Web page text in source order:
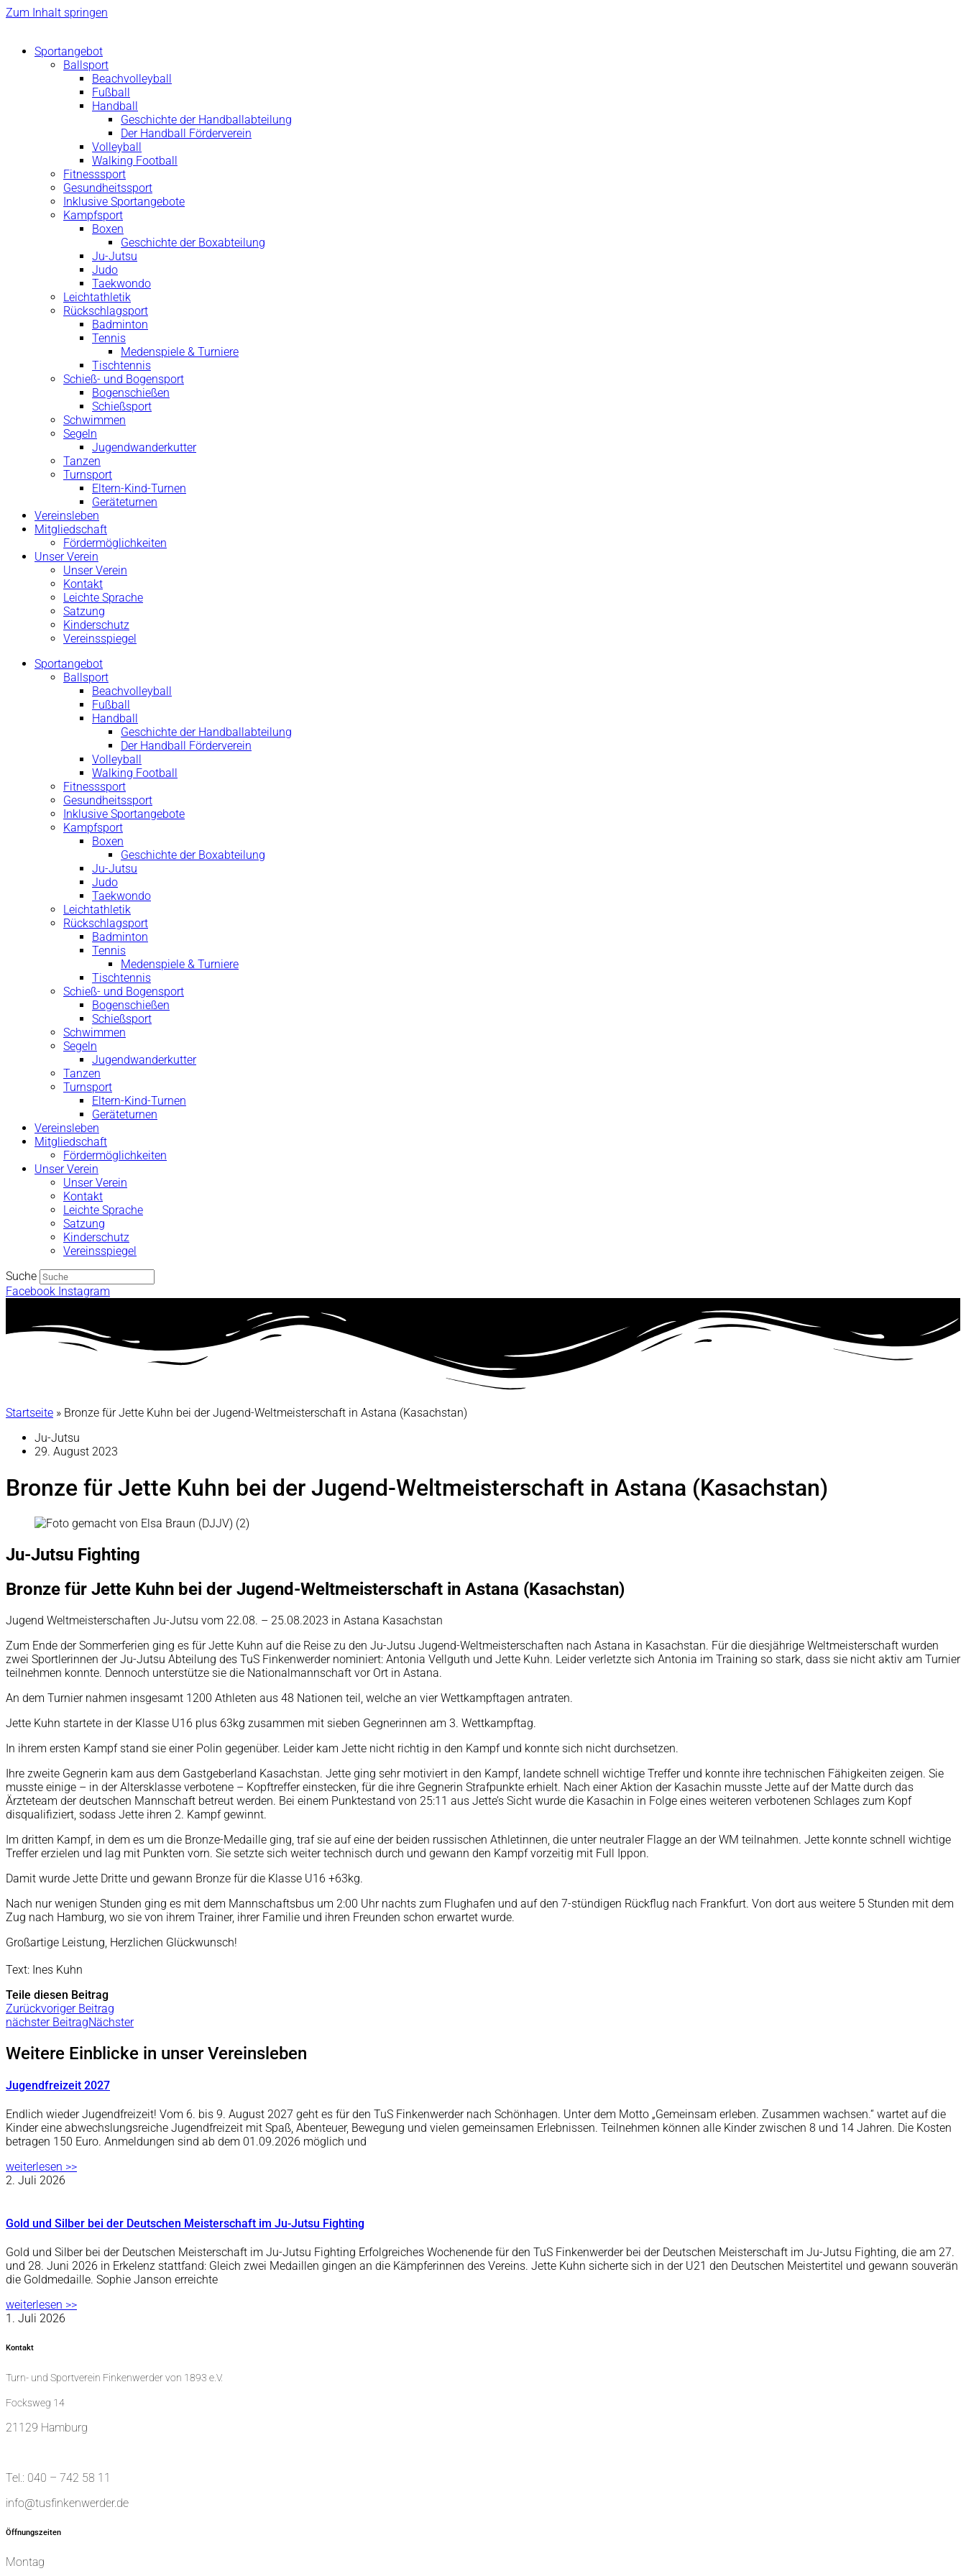
Zum Inhalt springen
Sportangebot
Ballsport
Beachvolleyball
Fußball
Handball
Geschichte der Handballabteilung
Der Handball Förderverein
Volleyball
Walking Football
Fitnesssport
Gesundheitssport
Inklusive Sportangebote
Kampfsport
Boxen
Geschichte der Boxabteilung
Ju-Jutsu
Judo
Taekwondo
Leichtathletik
Rückschlagsport
Badminton
Tennis
Medenspiele & Turniere
Tischtennis
Schieß- und Bogensport
Bogenschießen
Schießsport
Schwimmen
Segeln
Jugendwanderkutter
Tanzen
Turnsport
Eltern-Kind-Turnen
Geräteturnen
Vereinsleben
Mitgliedschaft
Fördermöglichkeiten
Unser Verein
Unser Verein
Kontakt
Leichte Sprache
Satzung
Kinderschutz
Vereinsspiegel
Sportangebot
Ballsport
Beachvolleyball
Fußball
Handball
Geschichte der Handballabteilung
Der Handball Förderverein
Volleyball
Walking Football
Fitnesssport
Gesundheitssport
Inklusive Sportangebote
Kampfsport
Boxen
Geschichte der Boxabteilung
Ju-Jutsu
Judo
Taekwondo
Leichtathletik
Rückschlagsport
Badminton
Tennis
Medenspiele & Turniere
Tischtennis
Schieß- und Bogensport
Bogenschießen
Schießsport
Schwimmen
Segeln
Jugendwanderkutter
Tanzen
Turnsport
Eltern-Kind-Turnen
Geräteturnen
Vereinsleben
Mitgliedschaft
Fördermöglichkeiten
Unser Verein
Unser Verein
Kontakt
Leichte Sprache
Satzung
Kinderschutz
Vereinsspiegel
Suche
Facebook Instagram
Startseite » Bronze für Jette Kuhn bei der Jugend-Weltmeisterschaft in Astana (Kasachstan)
Ju-Jutsu
29. August 2023
Bronze für Jette Kuhn bei der Jugend-Weltmeisterschaft in Astana (Kasachstan)
Ju-Jutsu Fighting
Bronze für Jette Kuhn bei der Jugend-Weltmeisterschaft in Astana (Kasachstan)
Jugend Weltmeisterschaften Ju-Jutsu vom 22.08. – 25.08.2023 in Astana Kasachstan
Zum Ende der Sommerferien ging es für Jette Kuhn auf die Reise zu den Ju-Jutsu Jugend-Weltmeisterschaften nach Astana in Kasachstan. Für die diesjährige Weltmeisterschaft wurden
zwei Sportlerinnen der Ju-Jutsu Abteilung des TuS Finkenwerder nominiert: Antonia Vellguth und Jette Kuhn. Leider verletzte sich Antonia im Training so stark, dass sie nicht aktiv am Turnier
teilnehmen konnte. Dennoch unterstütze sie die Nationalmannschaft vor Ort in Astana.
An dem Turnier nahmen insgesamt 1200 Athleten aus 48 Nationen teil, welche an vier Wettkampftagen antraten.
Jette Kuhn startete in der Klasse U16 plus 63kg zusammen mit sieben Gegnerinnen am 3. Wettkampftag.
In ihrem ersten Kampf stand sie einer Polin gegenüber. Leider kam Jette nicht richtig in den Kampf und konnte sich nicht durchsetzen.
Ihre zweite Gegnerin kam aus dem Gastgeberland Kasachstan. Jette ging sehr motiviert in den Kampf, landete schnell wichtige Treffer und konnte ihre technischen Fähigkeiten zeigen. Sie
musste einige – in der Altersklasse verbotene – Kopftreffer einstecken, für die ihre Gegnerin Strafpunkte erhielt. Nach einer Aktion der Kasachin musste Jette auf der Matte durch das
Ärzteteam der deutschen Mannschaft betreut werden. Bei einem Punktestand von 25:11 aus Jette’s Sicht wurde die Kasachin in Folge eines weiteren verbotenen Schlages zum Kopf
disqualifiziert, sodass Jette ihren 2. Kampf gewinnt.
Im dritten Kampf, in dem es um die Bronze-Medaille ging, traf sie auf eine der beiden russischen Athletinnen, die unter neutraler Flagge an der WM teilnahmen. Jette konnte schnell wichtige
Treffer erzielen und lag mit Punkten vorn. Sie setzte sich weiter technisch durch und gewann den Kampf vorzeitig mit Full Ippon.
Damit wurde Jette Dritte und gewann Bronze für die Klasse U16 +63kg.
Nach nur wenigen Stunden ging es mit dem Mannschaftsbus um 2:00 Uhr nachts zum Flughafen und auf den 7-stündigen Rückflug nach Frankfurt. Von dort aus weitere 5 Stunden mit dem
Zug nach Hamburg, wo sie von ihrem Trainer, ihrer Familie und ihren Freunden schon erwartet wurde.
Großartige Leistung, Herzlichen Glückwunsch!
Text: Ines Kuhn
Teile diesen Beitrag
Zurückvoriger Beitrag
nächster BeitragNächster
Weitere Einblicke in unser Vereinsleben
Jugendfreizeit 2027
Endlich wieder Jugendfreizeit! Vom 6. bis 9. August 2027 geht es für den TuS Finkenwerder nach Schönhagen. Unter dem Motto „Gemeinsam erleben. Zusammen wachsen.“ wartet auf die
Kinder eine abwechslungsreiche Jugendfreizeit mit Spaß, Abenteuer, Bewegung und vielen gemeinsamen Erlebnissen. Teilnehmen können alle Kinder zwischen 8 und 14 Jahren. Die Kosten
betragen 150 Euro. Anmeldungen sind ab dem 01.09.2026 möglich und
weiterlesen >>
2. Juli 2026
Gold und Silber bei der Deutschen Meisterschaft im Ju-Jutsu Fighting
Gold und Silber bei der Deutschen Meisterschaft im Ju-Jutsu Fighting Erfolgreiches Wochenende für den TuS Finkenwerder bei der Deutschen Meisterschaft im Ju-Jutsu Fighting, die am 27.
und 28. Juni 2026 in Erkelenz stattfand: Gleich zwei Medaillen gingen an die Kämpferinnen des Vereins. Jette Kuhn sicherte sich in der U21 den Deutschen Meistertitel und gewann souverän
die Goldmedaille. Sophie Janson erreichte
weiterlesen >>
1. Juli 2026
Kontakt
Turn- und Sportverein Finkenwerder von 1893 e.V.
Focksweg 14
21129 Hamburg
Tel.: 040 – 742 58 11
info@tusfinkenwerder.de
Öffnungszeiten
Montag